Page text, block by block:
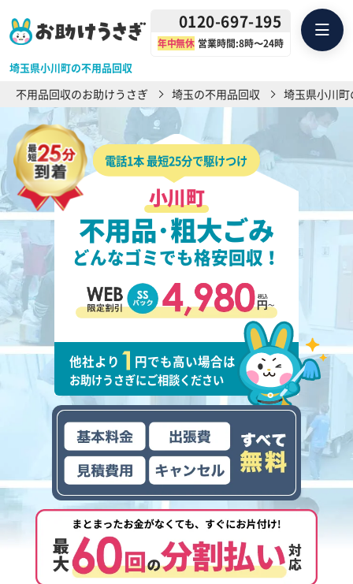
埼玉県小川町の不用品回収
0120-697-195
年中無休 営業時間:8時〜24時
不用品回収のお助けうさぎ 埼玉の不用品回収 埼玉県小川
電話1本 最短25分で駆けつけ
小川町
不用品･粗大ごみ
どんなゴミでも格安回収！
他社より 円でも高い場合は
お助けうさぎにご相談ください